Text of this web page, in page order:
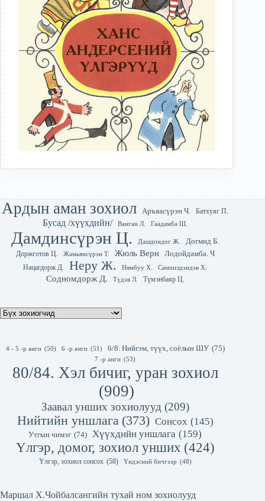
Ардын аман зохиол Аръяасүрэн Ч. Батхуяг П.
Бусад /хүүхдийн/ Ванган Л. Гаадамба Ш.
Дамдинсүрэн Ц. Дашдондог Ж.
Догмид Б.
Доржготов Ц.
Жамьянсүрэн Т. Жюль Верн Лодойдамба. Ч
Нацагдорж Д. Неру Ж. Нямбуу Х. Сампилдэндэв Х.
Содномдорж Д. Түдэв Л. Түмэнбаяр Ц.
4 - 5 -р анги (50) 6 -р анги (51) 6/8. Нийгэм, түүх, соёлын ШУ (75)
7 -р анги (53)
80/84. Хэл бичиг, уран зохиол
(909)
Заавал унших зохиолууд (209)
Нийтийн уншлага (373) Сонсох (145)
Утгын чимэг (74) Хүүхдийн уншлага (159)
Үлгэр, домог, зохиол унших (424)
Үлгэр, зохиол сонсох (58) Үндэсний бичгээр (48)
Маршал Х.Чойбалсангийн тухай ном зохиолууд